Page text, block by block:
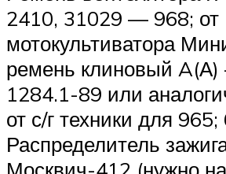
2410, 31029 — 968; от
мотокультиватора
ремень клиновый
1284.1-89 или
от с/г техники для 965;
Распределитель